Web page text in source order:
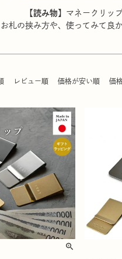
【読み物】 マネークリッ
お札の挟み方や、使ってみて良
レビュー順 価格が安い順 価